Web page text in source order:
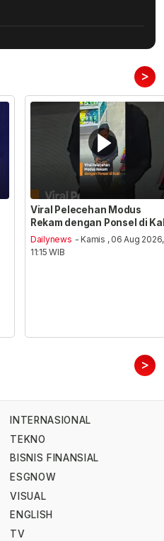
>
Viral Pelecehan Modus
Rekam dengan Ponsel di
Dailynews - Kamis , 06 Aug 2026,
11:15 WIB
>
INTERNASIONAL
TEKNO
BISNIS FINANSIAL
ESGNOW
VISUAL
ENGLISH
TV